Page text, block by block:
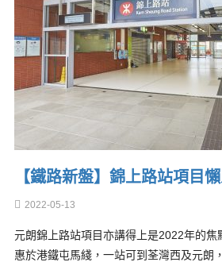
【鐵路新盤】錦上路站項目
2022-05-13
元朗錦上路站項目亦講得上是2022年的焦
惠於港鐵屯馬綫，一站可到荃灣西及元朗